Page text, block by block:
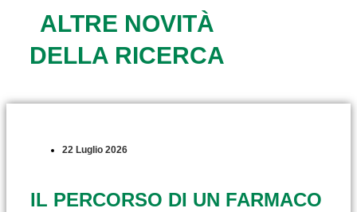
ALTRE NOVITÀ
DELLA RICERCA
22 Luglio 2026
IL PERCORSO DI UN FARMACO